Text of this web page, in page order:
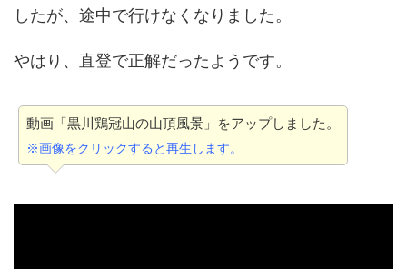
したが、途中で行けなくなりました。
やはり、直登で正解だったようです。
動画「黒川鶏冠山の山頂風景」をアップしました。
※画像をクリックすると再生します。